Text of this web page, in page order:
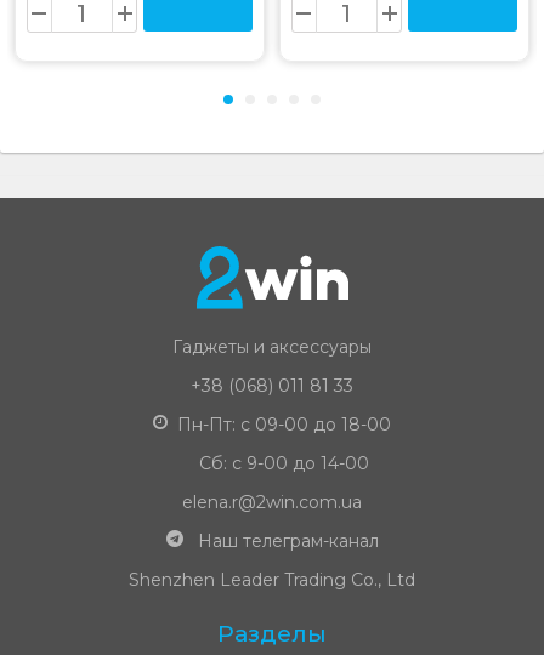
Гаджеты и аксессуары
+38 (068) 011 81 33
Пн-Пт: с 09-00 до 18-00
Сб: с 9-00 до 14-00
elena.r@2win.com.ua
Наш телеграм-канал
Shenzhen Leader Trading Co., Ltd
Разделы